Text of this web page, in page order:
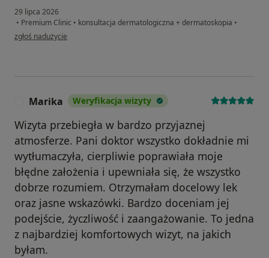
29 lipca 2026
• Premium Clinic • konsultacja dermatologiczna + dermatoskopia •
w opinii użytkownika Przemysław
zgłoś nadużycie
Marika Weryfikacja wizyty
Wizyta przebiegła w bardzo przyjaznej
atmosferze. Pani doktor wszystko dokładnie mi
wytłumaczyła, cierpliwie poprawiała moje
błędne założenia i upewniała się, że wszystko
dobrze rozumiem. Otrzymałam docelowy lek
oraz jasne wskazówki. Bardzo doceniam jej
podejście, życzliwość i zaangażowanie. To jedna
z najbardziej komfortowych wizyt, na jakich
byłam.